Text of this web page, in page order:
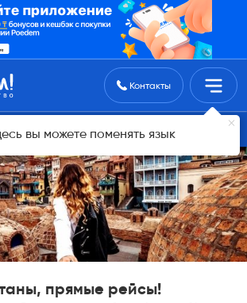
Поиск туровКонтакты
вы можете поменять язык
для Астаны
прямые рейсы!